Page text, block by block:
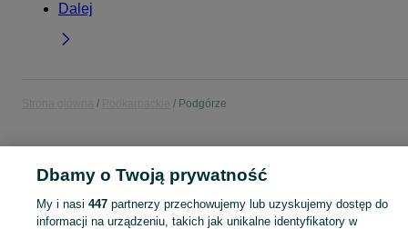
Dalej
Podgórze
wózek widłowy ducato olcha
Dbamy o Twoją prywatność
My i nasi 447partnerzy przechowujemy lub uzyskujemy dostęp do
informacji na urządzeniu, takich jak unikalne identyfikatory w